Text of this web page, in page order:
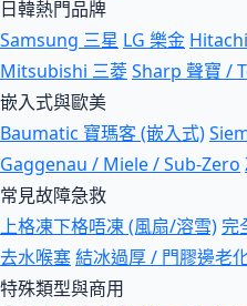
日韓熱門品牌
Samsung 三星 LG 樂金
Mitsubishi 三菱Sharp 聲寶 /
嵌入式與歐美
Baumatic 寶瑪客 (嵌入式)
Gaggenau / Miele / Sub-Zero
常見故障急救
上格凍下格唔凍 (風扇/溶雪)完
去水喉塞結冰過厚 / 門膠邊老
特殊類型與商用